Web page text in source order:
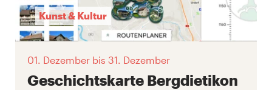
Kunst & Kultur
01. Dezember bis 31. Dezember
Geschichtskarte Bergdietikon